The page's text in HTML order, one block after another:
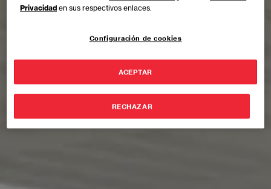
Privacidad en sus respectivos enlaces.
Configuración de cookies
RECHAZAR
ACEPTAR